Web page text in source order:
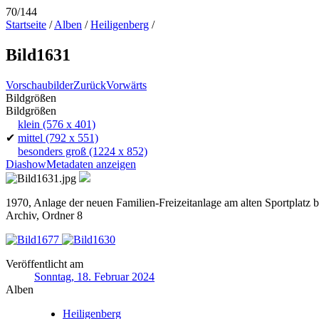
70/144
Startseite /Alben /Heiligenberg /
Bild1631
VorschaubilderZurückVorwärts
Bildgrößen
Bildgrößen
klein (576 x 401)
✔ mittel (792 x 551)
besonders groß (1224 x 852)
DiashowMetadaten anzeigen
1970, Anlage der neuen Familien-Freizeitanlage am alten Sportplatz
Archiv, Ordner 8
Veröffentlicht am
Sonntag, 18. Februar 2024
Alben
Heiligenberg